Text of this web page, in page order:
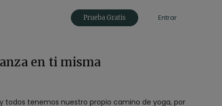
Prueba Gratis Entrar
en ti misma
todos tenemos nuestro propio camino de yoga, por